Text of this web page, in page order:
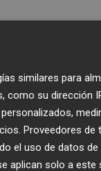
similares para
su dirección
Proveedores de
el uso de datos
aplican solo a este